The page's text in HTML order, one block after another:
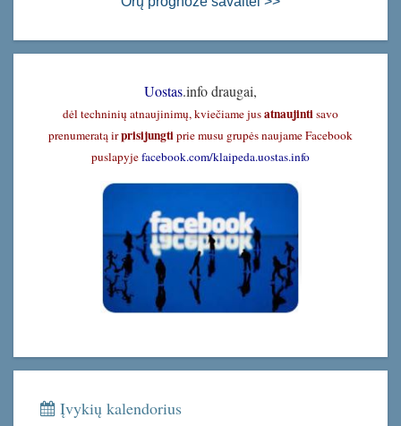
Uostas.info draugai,
dėl techninių atnaujinimų, kviečiame jusatnaujintisavo
prenumeratą irprisijungtiprie musu grupės naujame Facebook
puslapyjefacebook.com/klaipeda.uostas.info
Įvykių kalendorius